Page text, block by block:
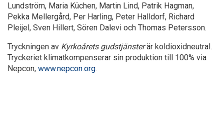
Lundström, Maria Küchen, Martin Lind, Patrik Hagman,
Pekka Mellergård, Per Harling, Peter Halldorf, Richard
Pleijel, Sven Hillert, Sören Dalevi och Thomas Petersson.
Tryckningen av Kyrkoårets gudstjänsterär koldioxidneutral.
Tryckeriet klimatkompenserar sin produktion till 100% via
Nepcon, www.nepcon.org.